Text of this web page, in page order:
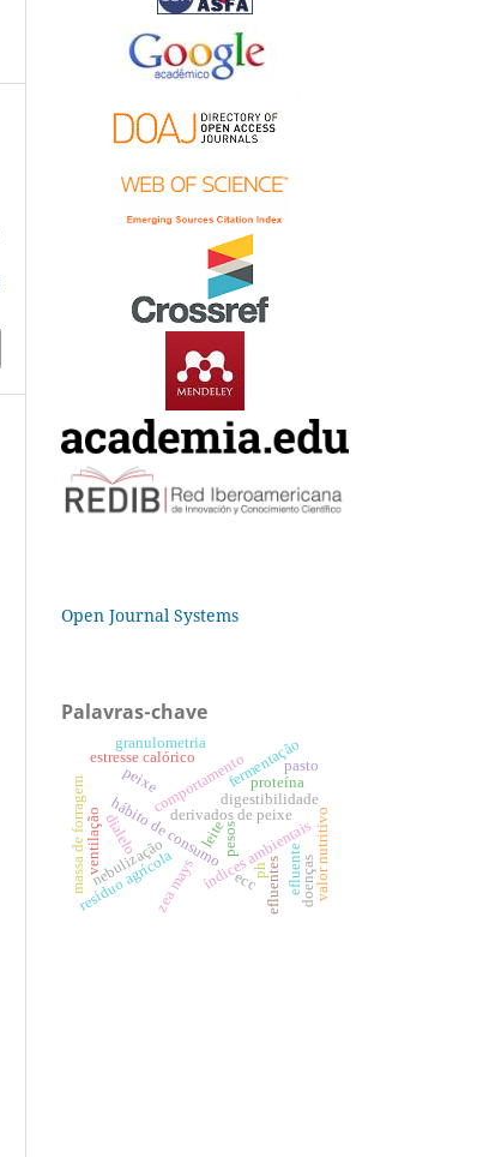
Open Journal Systems
Palavras-chave
peixe
derivados de peixe
hábito de consumo
comportamento
estresse calórico
índices ambientais
nebulização
ventilação
digestibilidade
efluente
fermentação
ph
proteína
resíduo agrícola
massa de forragem zea mays
granulometria
valor nutritivo
efluentes
pesos
pasto
doenças
leite
ecc
dialelo